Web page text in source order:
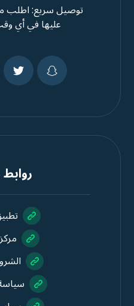
توصيل سريع: اطلب
عليها في أي